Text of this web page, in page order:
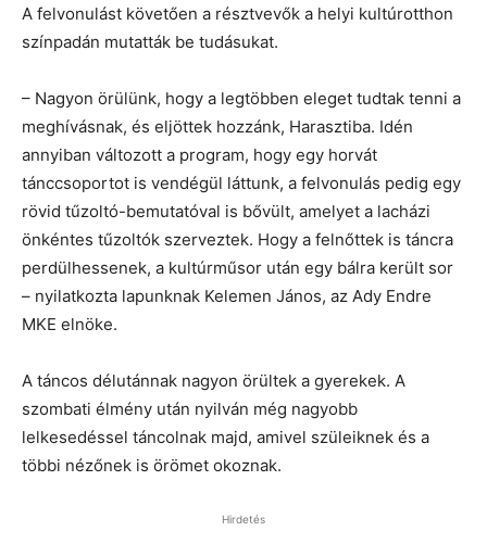
A felvonulást követően a résztvevők a helyi kultúrotthon
színpadán mutatták be tudásukat.
– Nagyon örülünk, hogy a legtöbben eleget tudtak tenni a
meghívásnak, és eljöttek hozzánk, Harasztiba. Idén
annyiban változott a program, hogy egy horvát
tánccsoportot is vendégül láttunk, a felvonulás pedig egy
rövid tűzoltó-bemutatóval is bővült, amelyet a lacházi
önkéntes tűzoltók szerveztek. Hogy a felnőttek is táncra
perdülhessenek, a kultúrműsor után egy bálra került sor
– nyilatkozta lapunknak Kelemen János, az Ady Endre
MKE elnöke.
A táncos délutánnak nagyon örültek a gyerekek. A
szombati élmény után nyilván még nagyobb
lelkesedéssel táncolnak majd, amivel szüleiknek és a
többi nézőnek is örömet okoznak.
Hirdetés